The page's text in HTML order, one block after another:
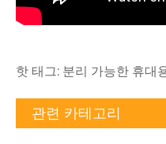
핫 태그: 분리 가능한 휴대
관련 카테고리